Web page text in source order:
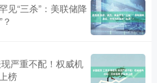
见“三杀”：美联储降
严重不配！权威机
榜